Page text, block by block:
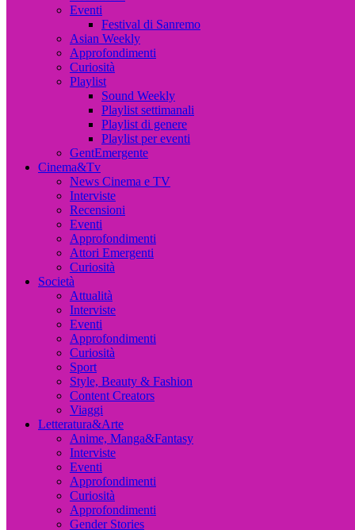
Eventi
Festival di Sanremo
Asian Weekly
Approfondimenti
Curiosità
Playlist
Sound Weekly
Playlist settimanali
Playlist di genere
Playlist per eventi
GentEmergente
Cinema&Tv
News Cinema e TV
Interviste
Recensioni
Eventi
Approfondimenti
Attori Emergenti
Curiosità
Società
Attualità
Interviste
Eventi
Approfondimenti
Curiosità
Sport
Style, Beauty & Fashion
Content Creators
Viaggi
Letteratura&Arte
Anime, Manga&Fantasy
Interviste
Eventi
Approfondimenti
Curiosità
Approfondimenti
Gender Stories